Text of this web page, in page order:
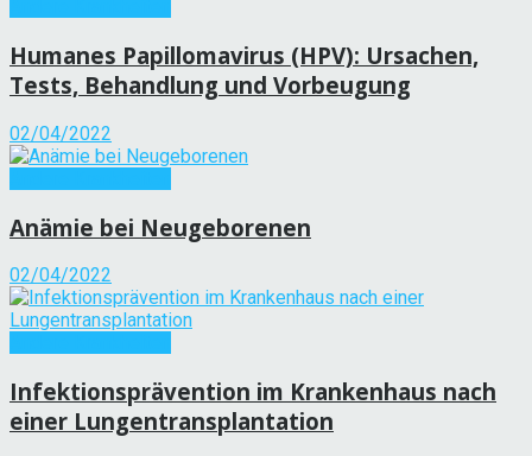
Humanes Papillomavirus (HPV): Ursachen,
Tests, Behandlung und Vorbeugung
02/04/2022
Anämie bei Neugeborenen
02/04/2022
Infektionsprävention im Krankenhaus nach
einer Lungentransplantation